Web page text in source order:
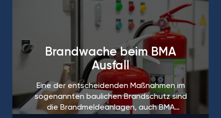
Brandwache beim BMA
Ausfall
Eine der entscheidenden Maßnahmen im
sogenannten baulichen Brandschutz sind
die Brandmeldeanlagen, auch BMA